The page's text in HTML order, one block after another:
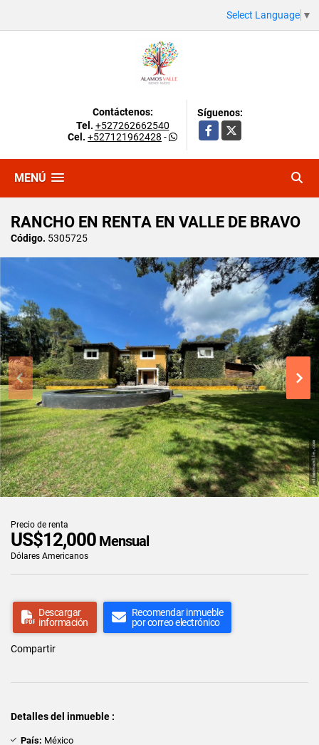
Select Language ▼
Contáctenos:
Tel. +527262662540
Cel. +527121962428 -
Síguenos:
Facebook
X
MENÚ
RANCHO EN RENTA EN VALLE DE BRAVO
Código. 5305725
Precio de renta
US$12,000 Mensual
Dólares Americanos
Descargar
información
Recomendar inmueble
por correo electrónico
Compartir
Detalles del inmueble :
País: México